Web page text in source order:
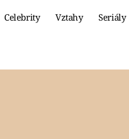
Celebrity Vztahy Seriály